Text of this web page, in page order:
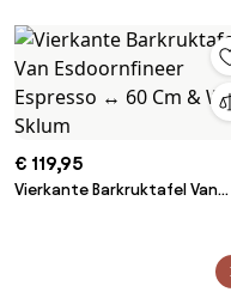
€ 119,95
Vierkante Barkruktafel Van